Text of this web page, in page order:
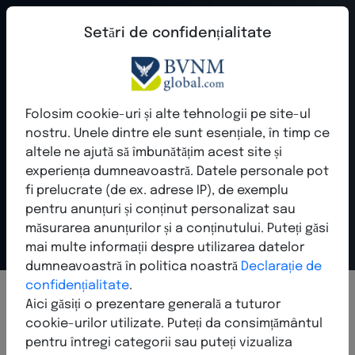
Directorul de
industrii pentru
Network Marketing
Privirea centrală asupra companiilor de rețea, experților în
industrie și companiilor din vânzări directe.
Interesat de înregistrarea unei
în NetworkBoard. Completează pur și simplu
formularul - ne vom întoarce la tine în curând
cu mai multe informații.
Numele companiei*
Prenume*
Setări de confidențialitate
Folosim cookie-uri și alte tehnologii pe site-ul
nostru. Unele dintre ele sunt esențiale, în timp ce
altele ne ajută să îmbunătățim acest site și
experiența dumneavoastră. Datele personale pot
fi prelucrate (de ex. adrese IP), de exemplu
pentru anunțuri și conținut personalizat sau
măsurarea anunțurilor și a conținutului. Puteți găsi
mai multe informații despre utilizarea datelor
dumneavoastră în politica noastră Declarație de
confidențialitate.
Aici găsiți o prezentare generală a tuturor
cookie-urilor utilizate. Puteți da consimțământul
pentru întregi categorii sau puteți vizualiza